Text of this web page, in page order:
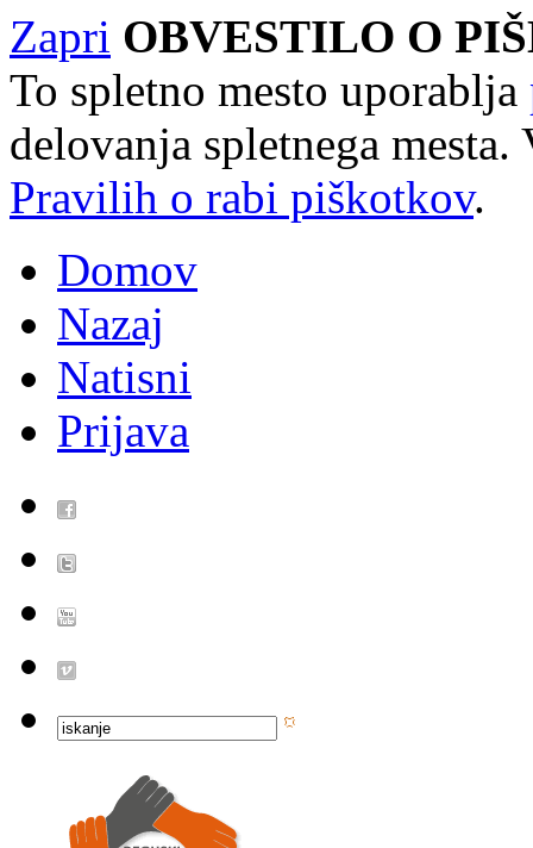
Zapri OBVESTILO O
To spletno mesto uporablja
delovanja spletnega
Pravilih o rabi piškotkov.
Domov
Nazaj
Natisni
Prijava